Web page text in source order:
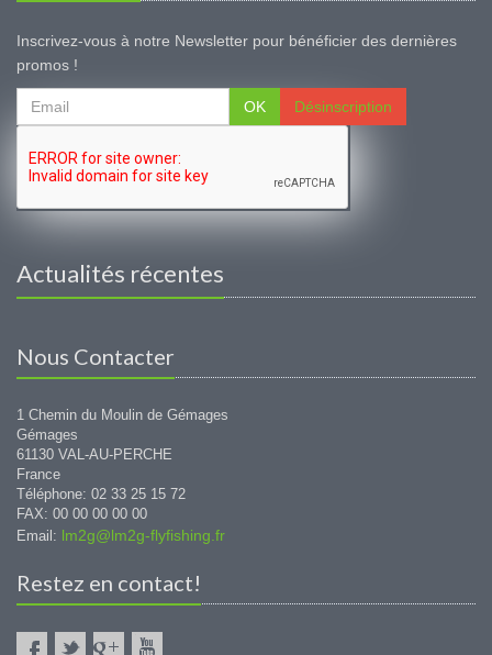
Inscrivez-vous à notre Newsletter pour bénéficier des dernières
promos !
OK Désinscription
Actualités récentes
Nous Contacter
1 Chemin du Moulin de Gémages
Gémages
61130 VAL-AU-PERCHE
France
Téléphone: 02 33 25 15 72
FAX: 00 00 00 00 00
Email: lm2g@lm2g-flyfishing.fr
Restez en contact!